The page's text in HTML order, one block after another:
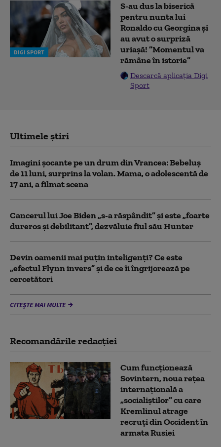
DIGI SPORT
S-au dus la biserică
pentru nunta lui
Ronaldo cu Georgina și
au avut o surpriză
uriașă! ”Momentul va
rămâne în istorie”
Descarcă aplicația Digi
Sport
Ultimele știri
Imagini șocante pe un drum din Vrancea: Bebeluș
de 11 luni, surprins la volan. Mama, o adolescentă de
17 ani, a filmat scena
Cancerul lui Joe Biden „s-a răspândit” şi este „foarte
dureros și debilitant”, dezvăluie fiul său Hunter
Devin oamenii mai puțin inteligenți? Ce este
„efectul Flynn invers” și de ce îi îngrijorează pe
cercetători
CITEȘTE MAI MULTE
Recomandările redacţiei
Cum funcționează
Sovintern, noua rețea
internațională a
„socialiștilor” cu care
Kremlinul atrage
recruți din Occident în
armata Rusiei